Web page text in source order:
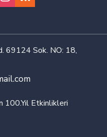
69124 Sok. NO: 18,
100.Yıl Etkinlikleri